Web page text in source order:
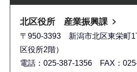
北区役所 産業振興課
〒950-3393 新潟市北区東栄町1
区役所2階）
電話：025-387-1356 FAX：